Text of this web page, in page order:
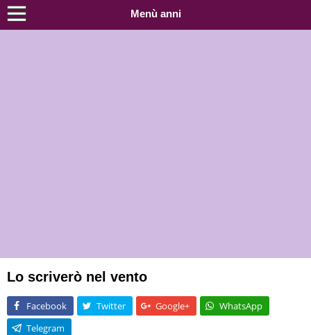
Menù anni
Lo scriverò nel vento
Facebook Twitter Google+
WhatsApp
Telegram